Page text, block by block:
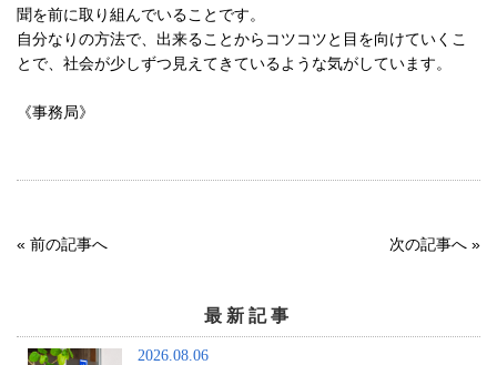
聞を前に取り組んでいることです。
自分なりの方法で、出来ることからコツコツと目を向けていくこ
とで、社会が少しずつ見えてきているような気がしています。
《事務局》
« 前の記事へ 次の記事へ »
最新記事
2026.08.06